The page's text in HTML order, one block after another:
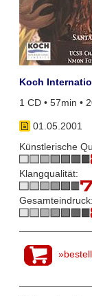
Koch
1 CD • 57min •
01.05.2001
Künstlerische
Klangqualität:
Gesamteindruck: